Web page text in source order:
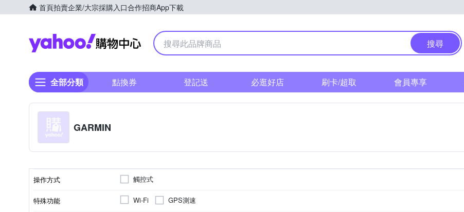
首頁拍賣企業/大宗採購入口合作招商App下載
Yahoo購物中心
搜尋
全部分類 點換券 登記送 必逛好店 刷卡/超取 會員專享
GARMIN
操作方式 觸控式
特殊功能 Wi-Fi GPS測速